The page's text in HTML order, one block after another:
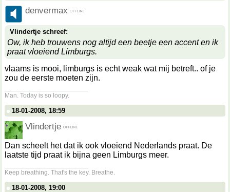
denvermax
Vlindertje schreef:
Ow, ik heb trouwens nog altijd een beetje een accent en ik
praat vloeiend Limburgs.
vlaams is mooi, limburgs is echt weak wat mij betreft.. of je
zou de eerste moeten zijn.
Man. Today is so loopy.
18-01-2008, 18:59
Vlindertje
Dan scheelt het dat ik ook vloeiend Nederlands praat. De
laatste tijd praat ik bijna geen Limburgs meer.
Keep breathing. That's the key. Breathe.
18-01-2008, 19:00